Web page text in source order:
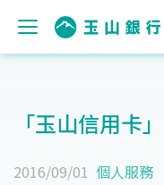
「玉山信用卡
2016/09/01 個人服務